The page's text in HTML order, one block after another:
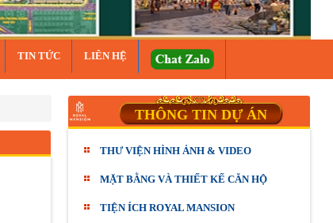
TIN TỨC LIÊN HỆ
THÔNG TIN DỰ ÁN
THƯ VIỆN HÌNH ẢNH & VIDEO
MẶT BẰNG VÀ THIẾT KẾ CĂN HỘ
TIỆN ÍCH ROYAL MANSION